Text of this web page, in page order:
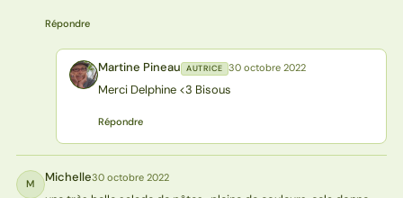
Répondre
MP Martine Pineau AUTRICE 30 octobre 2022
Merci Delphine <3 Bisous
Répondre
M Michelle30 octobre 2022